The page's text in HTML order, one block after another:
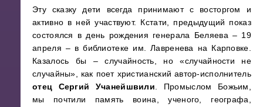
Эту сказку дети всегда принимают с восторгом и
активно в ней участвуют. Кстати, предыдущий показ
состоялся в день рождения генерала Беляева – 19
апреля – в библиотеке им. Лавренева на Карповке.
Казалось бы – случайность, но «случайности не
случайны», как поет христианский автор-исполнитель
отец Сергий Учанейшвили. Промыслом Божьим,
мы почтили память воина, ученого, географа,